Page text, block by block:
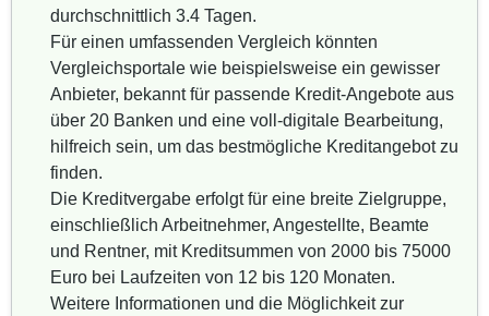
durchschnittlich 3.4 Tagen.
Für einen umfassenden Vergleich könnten
Vergleichsportale wie beispielsweise ein gewisser
Anbieter, bekannt für passende Kredit-Angebote aus
über 20 Banken und eine voll-digitale Bearbeitung,
hilfreich sein, um das bestmögliche Kreditangebot zu
finden.
Die Kreditvergabe erfolgt für eine breite Zielgruppe,
einschließlich Arbeitnehmer, Angestellte, Beamte
und Rentner, mit Kreditsummen von 2000 bis 75000
Euro bei Laufzeiten von 12 bis 120 Monaten.
Weitere Informationen und die Möglichkeit zur